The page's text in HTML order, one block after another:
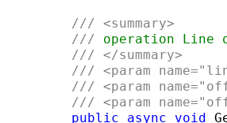
/// <summary>
/// operation Line
/// </summary>
/// <param name=
/// <param name=
/// <param name=
public
async void